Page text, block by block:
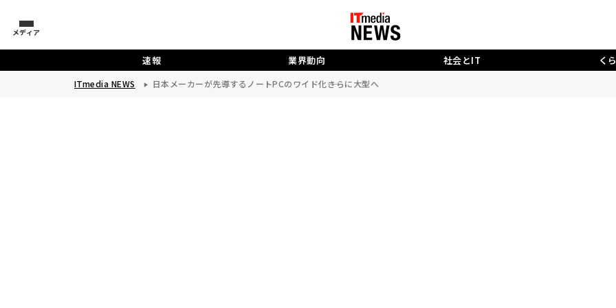
メディア
速報 業界動向 社会とIT く
ITmedia NEWS 日本メーカーが先導するノートPCのワイド化――さらに大型へ